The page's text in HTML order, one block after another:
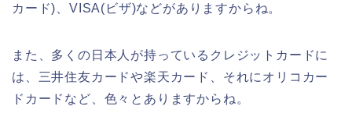
カード)、VISA(ビザ)などがありますからね。
また、多くの日本人が持っているクレジットカードに
は、三井住友カードや楽天カード、それにオリコカー
ドカードなど、色々とありますからね。